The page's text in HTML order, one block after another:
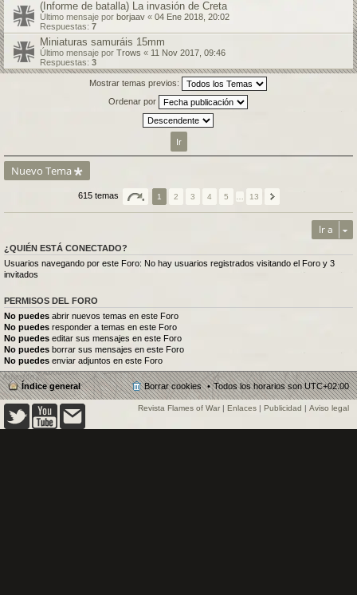
(Informe de batalla) La invasión de Creta
Último mensaje por borjaav « 04 Ene 2018, 20:02
Respuestas: 7
Miniaturas samuráis 15mm
Último mensaje por Trows « 11 Nov 2017, 09:46
Respuestas: 3
Mostrar temas previos:
Ordenar por
Nuevo Tema
615 temas 1 2 3 4 5 13
Ir a
¿QUIÉN ESTÁ CONECTADO?
Usuarios navegando por este Foro: No hay usuarios registrados visitando el Foro y 3
invitados
PERMISOS DEL FORO
No puedes abrir nuevos temas en este Foro
No puedes responder a temas en este Foro
No puedes editar sus mensajes en este Foro
No puedes borrar sus mensajes en este Foro
No puedes enviar adjuntos en este Foro
Índice general Todos los horarios sonUTC+02:00
Borrar cookies
Revista Flames of War | Enlaces | Publicidad | Aviso legal